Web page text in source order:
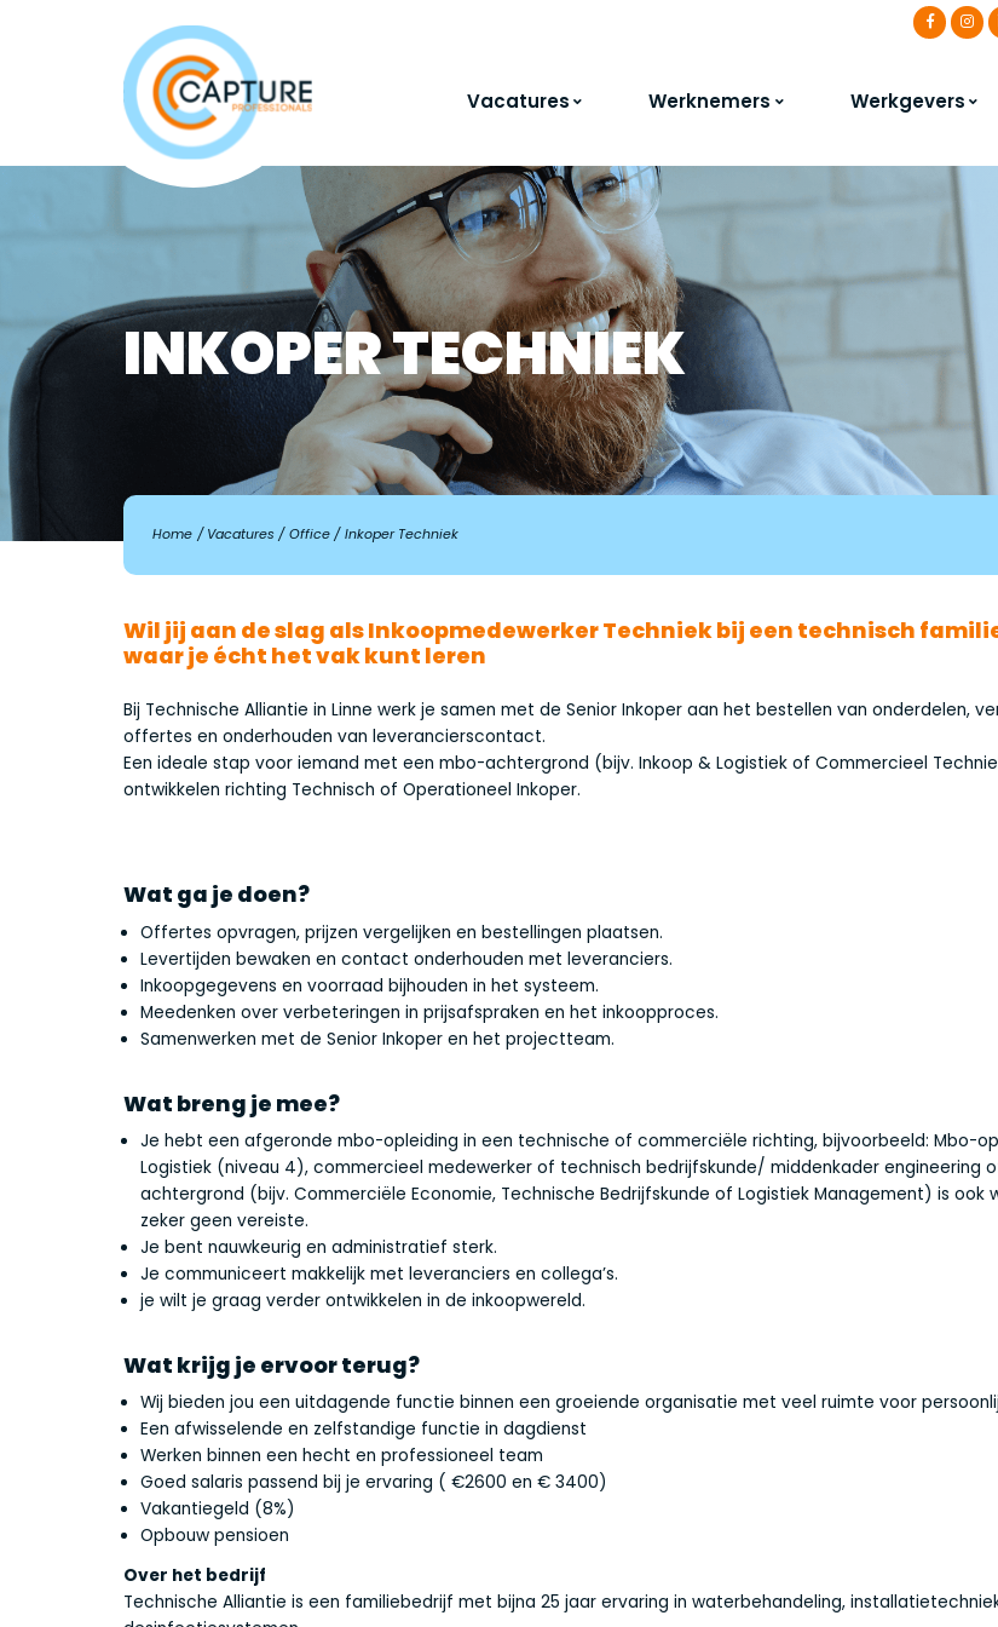
Vacatures Werknemers Werkgevers
INKOPER TECHNIEK
Home Vacatures Office Inkoper Techniek
Wil jij aan de slag als Inkoopmedewerker Techniek bij een technisch
waar je écht het vak kunt leren
Bij Technische Alliantie in Linne werk je samen met de Senior Inkoper aan het bestellen van onderdelen,
offertes en onderhouden van leverancierscontact.
Een ideale stap voor iemand met een mbo-achtergrond (bijv. Inkoop & Logistiek of Commercieel
ontwikkelen richting Technisch of Operationeel Inkoper.
Wat ga je doen?
Offertes opvragen, prijzen vergelijken en bestellingen plaatsen.
Levertijden bewaken en contact onderhouden met leveranciers.
Inkoopgegevens en voorraad bijhouden in het systeem.
Meedenken over verbeteringen in prijsafspraken en het inkoopproces.
Samenwerken met de Senior Inkoper en het projectteam.
Wat breng je mee?
Je hebt een afgeronde mbo-opleiding in een technische of commerciële richting, bijvoorbeeld: Mbo-
Logistiek (niveau 4), commercieel medewerker of technisch bedrijfskunde/ middenkader engineering
achtergrond (bijv. Commerciële Economie, Technische Bedrijfskunde of Logistiek Management) is ook
zeker geen vereiste.
Je bent nauwkeurig en administratief sterk.
Je communiceert makkelijk met leveranciers en collega’s.
je wilt je graag verder ontwikkelen in de inkoopwereld.
Wat krijg je ervoor terug?
Wij bieden jou een uitdagende functie binnen een groeiende organisatie met veel ruimte voor
Een afwisselende en zelfstandige functie in dagdienst
Werken binnen een hecht en professioneel team
Goed salaris passend bij je ervaring ( €2600 en € 3400)
Vakantiegeld (8%)
Opbouw pensioen
Over het bedrijf
Technische Alliantie is een familiebedrijf met bijna 25 jaar ervaring in waterbehandeling,